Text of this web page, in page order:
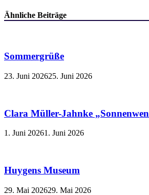
Ähnliche Beiträge
Sommergrüße
23. Juni 202625. Juni 2026
Clara Müller-Jahnke
1. Juni 20261. Juni 2026
Huygens Museum
29. Mai 202629. Mai 2026